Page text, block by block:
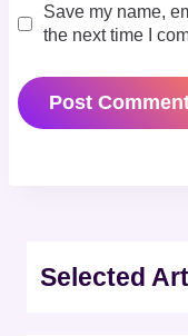
Save my name,
the next time I
Selected